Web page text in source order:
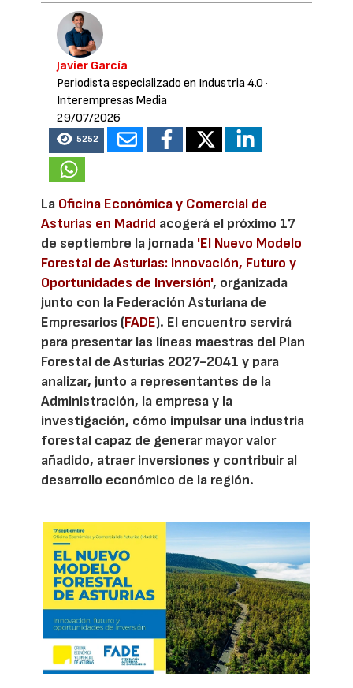
Javier García
Periodista especializado en Industria 4.0 ·
Interempresas Media
29/07/2026
5252
La Oficina Económica y Comercial de
Asturias en Madrid acogerá el próximo 17
de septiembre la jornada 'El Nuevo Modelo
Forestal de Asturias: Innovación, Futuro y
Oportunidades de Inversión', organizada
junto con la Federación Asturiana de
Empresarios (FADE). El encuentro servirá
para presentar las líneas maestras del Plan
Forestal de Asturias 2027-2041 y para
analizar, junto a representantes de la
Administración, la empresa y la
investigación, cómo impulsar una industria
forestal capaz de generar mayor valor
añadido, atraer inversiones y contribuir al
desarrollo económico de la región.